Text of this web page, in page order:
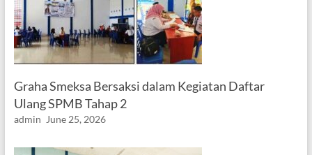
Graha Smeksa Bersaksi dalam Kegiatan Daftar
Ulang SPMB Tahap 2
admin June 25, 2026